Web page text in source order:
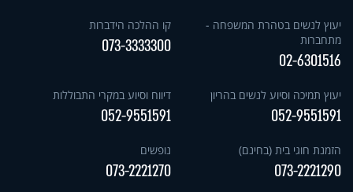
יעוץ לנשים בטהרת המשפחה -
מתחברות
02-6301516
קו ההלכה הידברות
073-3333300
יעוץ תמיכה וסיוע לנשים בהריון
052-9551591
דיווח וסיוע במקרי התבוללות
052-9551591
הזמנת חוגי בית (בחינם)
073-2221290
נופשים
073-2221270